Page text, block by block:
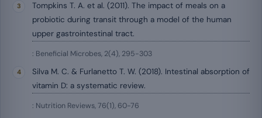
Tompkins T. A. et al. (2011). The impact of meals on a
probiotic during transit through a model of the human
upper gastrointestinal tract.
: Beneficial Microbes, 2(4), 295-303
Silva M. C. & Furlanetto T. W. (2018). Intestinal absorption of
vitamin D: a systematic review.
: Nutrition Reviews, 76(1), 60-76